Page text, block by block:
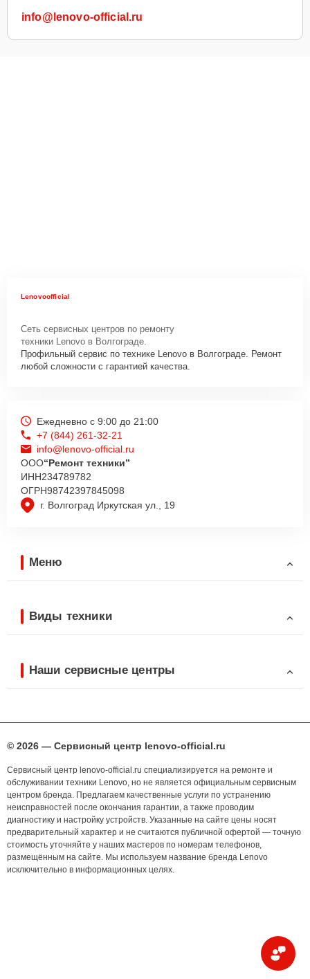
info@lenovo-official.ru
Lenovoofficial
Сеть сервисных центров по ремонту
техники Lenovo в Волгограде.
Профильный сервис по технике Lenovo в Волгограде. Ремонт
любой сложности с гарантией качества.
г. Волгоград Иркутская ул., 19
Ежедневно с 9:00 до 21:00
+7 (844) 261-32-21
info@lenovo-official.ru
ООО“Ремонт техники”
ИНН234789782
ОГРН98742397845098
Меню
Виды техники
Наши сервисные центры
© 2026 — Сервисный центр lenovo-official.ru
Сервисный центр lenovo-official.ru специализируется на ремонте и
обслуживании техники Lenovo, но не является официальным сервисным
центром бренда. Предлагаем качественные услуги по устранению
неисправностей после окончания гарантии, а также проводим
диагностику и настройку устройств. Указанные на сайте цены носят
предварительный характер и не считаются публичной офертой — точную
стоимость уточняйте у наших мастеров по номерам телефонов,
размещённым на сайте. Мы используем название бренда Lenovo
исключительно в информационных целях.